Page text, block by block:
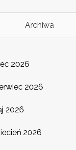
Archiwa
2026
2026
2026
2026